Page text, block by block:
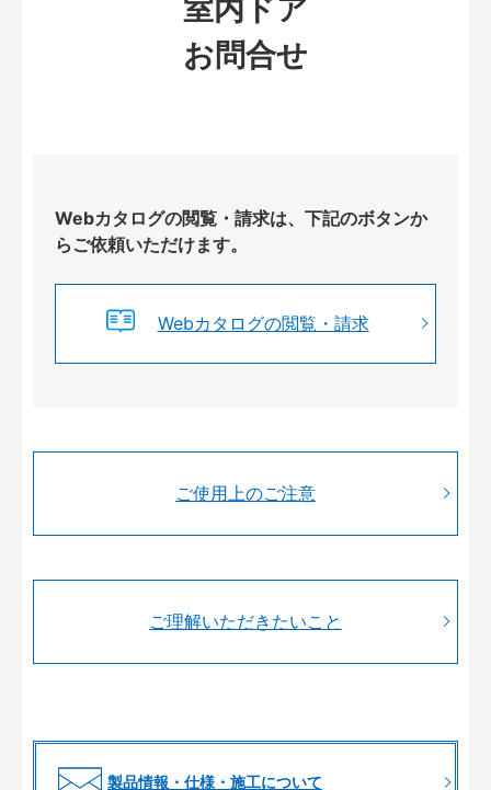
室内ドア
お問合せ
Webカタログの閲覧・請求は、下記のボタンか
らご依頼いただけます。
Webカタログの閲覧・請求
ご使用上のご注意
ご理解いただきたいこと
製品情報・仕様・施工について